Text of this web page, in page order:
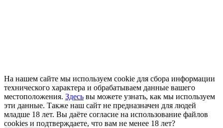
На нашем сайте мы используем cookie для сбора информации
технического характера и обрабатываем данные вашего
местоположения. Здесь вы можете узнать, как мы используем
эти данные. Также наш сайт не предназначен для людей
младше 18 лет. Вы даёте согласие на использование файлов
cookies и подтверждаете, что вам не менее 18 лет?